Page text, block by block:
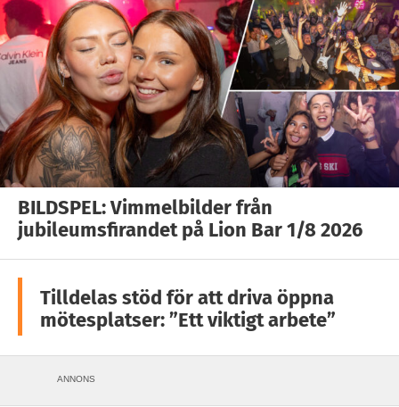
BILDSPEL: Vimmelbilder från
jubileumsfirandet på Lion Bar 1/8 2026
Tilldelas stöd för att driva öppna
mötesplatser: ”Ett viktigt arbete”
ANNONS